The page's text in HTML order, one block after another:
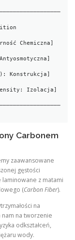
Chemiczna]
Konstrukcja]
Izolacja]
Carbonem
zaawansowane
gęstości
z matami
(Carbon Fiber).
na
nam na tworzenie
odkształceń,
wody.